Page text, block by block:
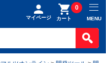
マイページ カート
0
MENU